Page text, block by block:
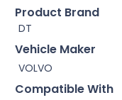
Product Brand
DT
Vehicle Maker
VOLVO
Compatible With